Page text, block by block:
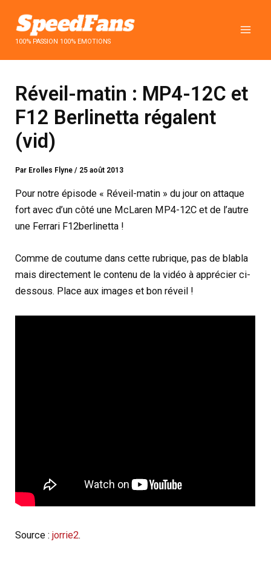
contenu100% PASSION 100% EMOTIONS
Réveil-matin : MP4-12C et
F12 Berlinetta régalent
(vid)
Par Erolles Flyne/ 25 août 2013
Pour notre épisode « Réveil-matin » du jour on attaque
fort avec d’un côté une McLaren MP4-12C et de l’autre
une Ferrari F12berlinetta !
Comme de coutume dans cette rubrique, pas de blabla
mais directement le contenu de la vidéo à apprécier ci-
dessous. Place aux images et bon réveil !
Source :jorrie2.